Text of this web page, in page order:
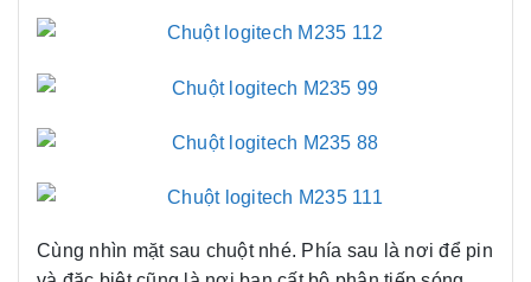
Cùng nhìn mặt sau chuột nhé. Phía sau là nơi để pin